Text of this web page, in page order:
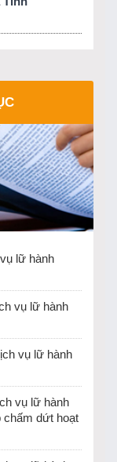
lữ hành
vụ lữ hành
vụ lữ hành
vụ lữ hành
chấm dứt hoạt